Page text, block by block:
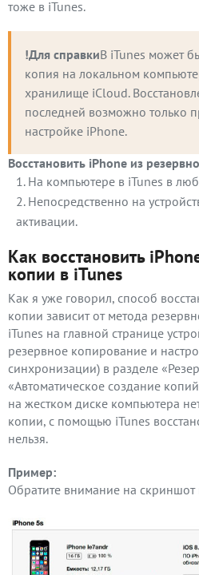
тоже в iTunes.
!Для справкиВ iTunes может
копия на локальном
хранилище iCloud.
последней возможно только
настройке iPhone.
Восстановить iPhone из
На компьютере в iTunes в
Непосредственно на
активации.
Как восстановить
копии в iTunes
Как я уже говорил, способ
копии зависит от метода
iTunes на главной странице
резервное копирование и
синхронизации) в разделе
«Автоматическое создание
на жестком диске компьютера
копии, с помощью iTunes
нельзя.
Пример:
Обратите внимание на